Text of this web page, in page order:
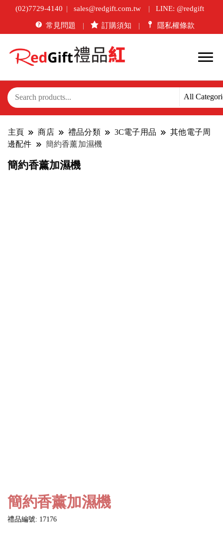
(02)7729-4140 sales@redgift.com.tw LINE: @redgift
常見問題 訂購須知 隱私權條款
主頁 商店 禮品分類 3C電子用品
其他電子周
邊配件
簡約香薰加濕機
簡約香薰加濕機
簡約香薰加濕機
禮品編號: 17176